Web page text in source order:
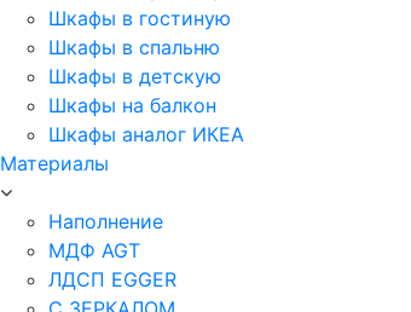
Шкафы в гостиную
Шкафы в спальню
Шкафы в детскую
Шкафы на балкон
Шкафы аналог ИКЕА
Материалы
Наполнение
МДФ AGT
ЛДСП EGGER